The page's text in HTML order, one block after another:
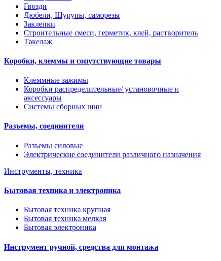
Гвозди
Дюбели, Шурупы, саморезы
Заклепки
Строительные смеси, герметик, клей, растворитель
Такелаж
Коробки, клеммы и сопутствующие товары
Клеммные зажимы
Коробки распределительные/ установочные и
аксессуары
Системы сборных шин
Разъемы, соединители
Разъемы силовые
Электрические соединители различного назначения
Инструменты, техника
Бытовая техника и электроника
Бытовая техника крупная
Бытовая техника мелкая
Бытовая электроника
Инструмент ручной, средства для монтажа